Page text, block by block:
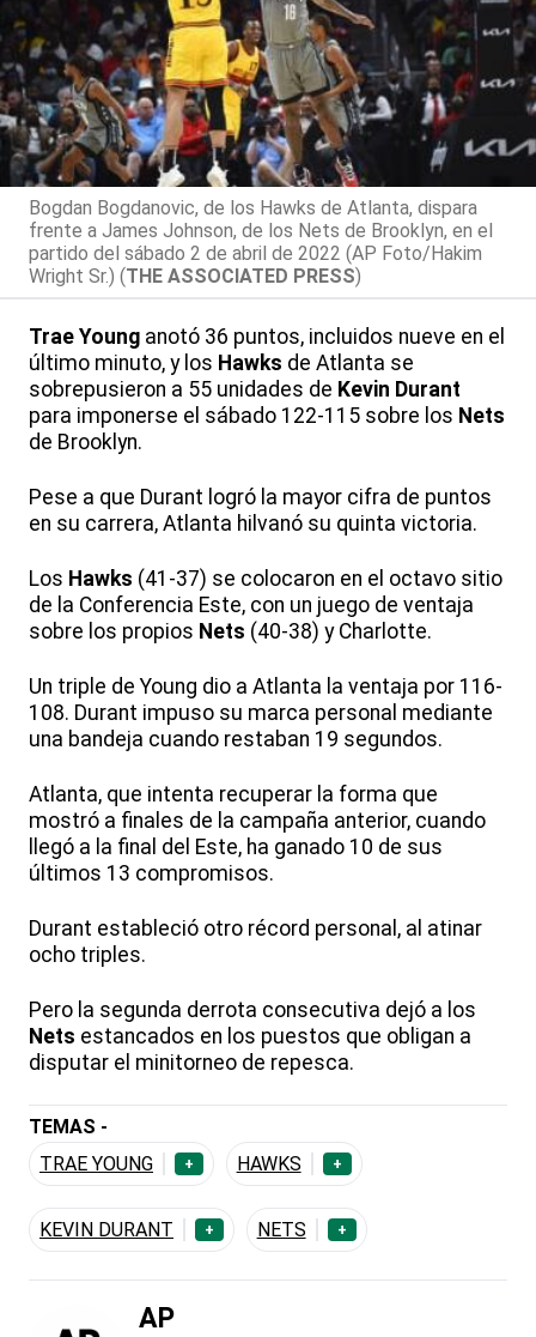
Bogdan Bogdanovic, de los Hawks de Atlanta, dispara
frente a James Johnson, de los Nets de Brooklyn, en el
partido del sábado 2 de abril de 2022 (AP Foto/Hakim
Wright Sr.) (THE ASSOCIATED PRESS)
Trae Young anotó 36 puntos, incluidos nueve en el
último minuto, y los Hawks de Atlanta se
sobrepusieron a 55 unidades de Kevin Durant
para imponerse el sábado 122-115 sobre los Nets
de Brooklyn.
Pese a que Durant logró la mayor cifra de puntos
en su carrera, Atlanta hilvanó su quinta victoria.
Los Hawks (41-37) se colocaron en el octavo sitio
de la Conferencia Este, con un juego de ventaja
sobre los propios Nets (40-38) y Charlotte.
Un triple de Young dio a Atlanta la ventaja por 116-
108. Durant impuso su marca personal mediante
una bandeja cuando restaban 19 segundos.
Atlanta, que intenta recuperar la forma que
mostró a finales de la campaña anterior, cuando
llegó a la final del Este, ha ganado 10 de sus
últimos 13 compromisos.
Durant estableció otro récord personal, al atinar
ocho triples.
Pero la segunda derrota consecutiva dejó a los
Nets estancados en los puestos que obligan a
disputar el minitorneo de repesca.
TEMAS -
TRAE YOUNG
+ HAWKS +
KEVIN DURANT + NETS +
AP